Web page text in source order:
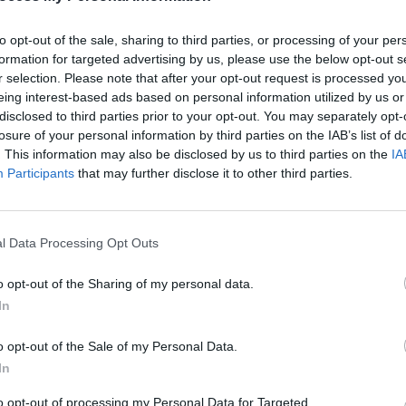
opt-out of the sale, sharing to third parties, or processing of your
for targeted advertising by us, please use the below opt-out
selection. Please note that after your opt-out request is processed
interest-based ads based on personal information utilized by us
to third parties prior to your opt-out. You may separately
of your personal information by third parties on the IAB’s list of
This information may also be disclosed by us to third parties on the
Participants that may further disclose it to other third parties.
Data Processing Opt Outs
opt-out of the Sharing of my personal data.
opt-out of the Sale of my Personal Data.
opt-out of processing my Personal Data for Targeted
serpillière fraîche sur le sol pour se rafraîchir. Cependant,
Au lieu de baisser la température, elle peut rendre
Une technique inadaptée augmente l’humidité dans la
insuffisante aggrave cette situation. Il est donc
de la serpillière un véritable allié contre la chaleur.
qui crée un effet sauna
. Selon le magazinePleine Vie
, une fine couche
de faire baisser la température. La clé est d’utiliser
d’eau sur le sol augmente l’humidité de l’air, ce qui